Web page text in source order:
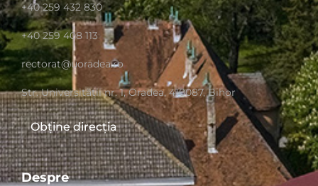
+40 259 432 830
+40 259 408 113
rectorat@uoradea.ro
Str. Universităţii nr. 1, Oradea, 410087, Bihor
Obține direcția
Despre